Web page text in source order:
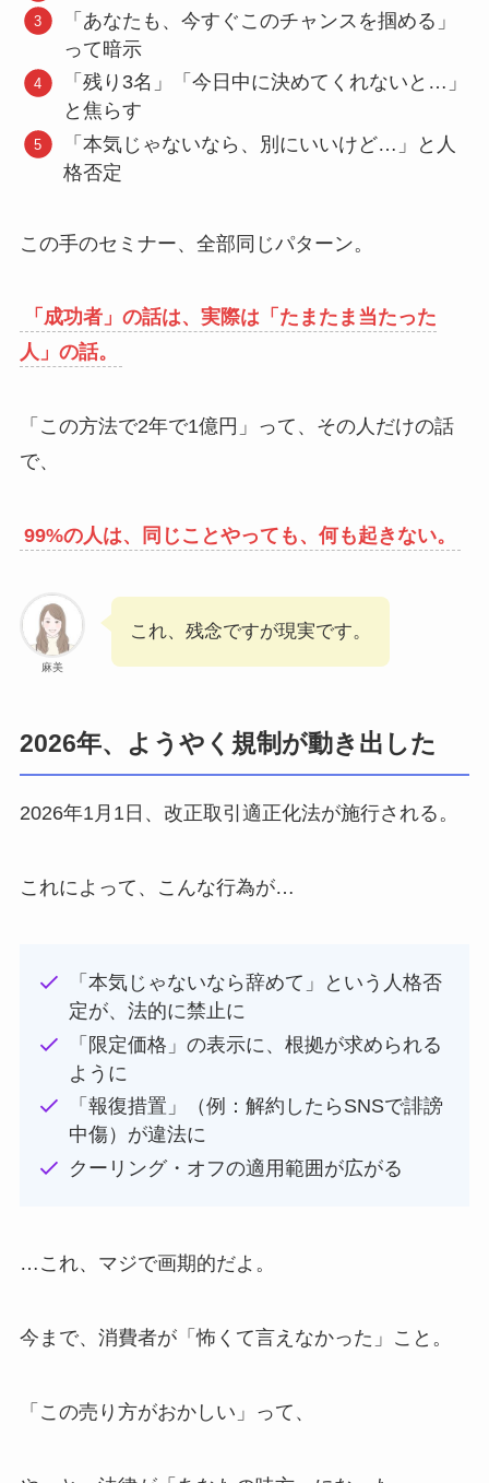
「あなたも、今すぐこのチャンスを掴める」
って暗示
「残り3名」「今日中に決めてくれないと…」
と焦らす
「本気じゃないなら、別にいいけど…」と人
格否定
この手のセミナー、全部同じパターン。
「成功者」の話は、実際は「たまたま当たった
人」の話。
「この方法で2年で1億円」って、その人だけの話
で、
99%の人は、同じことやっても、何も起きない。
麻美
これ、残念ですが現実です。
2026年、ようやく規制が動き出した
2026年1月1日、改正取引適正化法が施行される。
これによって、こんな行為が…
「本気じゃないなら辞めて」という人格否
定が、法的に禁止に
「限定価格」の表示に、根拠が求められる
ように
「報復措置」（例：解約したらSNSで誹謗
中傷）が違法に
クーリング・オフの適用範囲が広がる
…これ、マジで画期的だよ。
今まで、消費者が「怖くて言えなかった」こと。
「この売り方がおかしい」って、